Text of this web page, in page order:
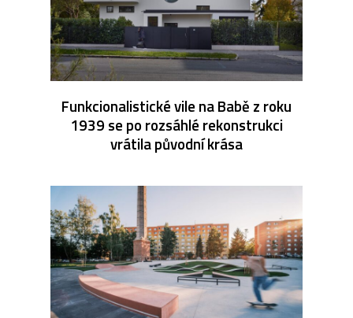
Funkcionalistické vile na Babě z roku
1939 se po rozsáhlé rekonstrukci
vrátila původní krása